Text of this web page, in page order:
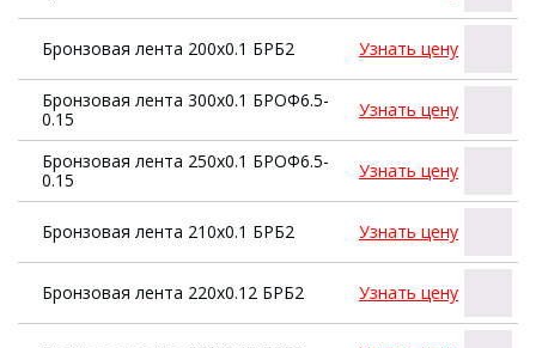
Бронзовая лента 200х0.1 БРБ2 Узнать цену
Бронзовая лента 300х0.1 БРОФ6.5-
0.15
Узнать цену
Бронзовая лента 250х0.1 БРОФ6.5-
0.15
Узнать цену
Бронзовая лента 210х0.1 БРБ2 Узнать цену
Бронзовая лента 220х0.12 БРБ2 Узнать цену